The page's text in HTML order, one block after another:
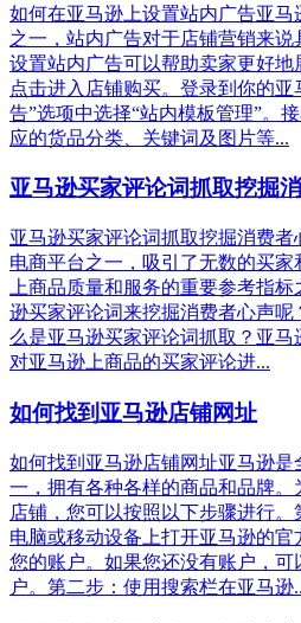
如何在亚马逊上设置站内广告亚
之一，站内广告对于店铺营销来
设置站内广告可以帮助卖家更好
点击进入店铺购买。登录到你的
告”选项中选择“站内模板管理”。
应的货品分类、关键词及图片等...
亚马逊买家评论词抓取挖掘
亚马逊买家评论词抓取挖掘消费
电商平台之一，吸引了无数的买
上商品质量和服务的重要参考指
逊买家评论词来挖掘消费者心声
么是亚马逊买家评论词抓取？亚
对亚马逊上商品的买家评论进...
如何找到亚马逊店铺网址
如何找到亚马逊店铺网址亚马逊
一，拥有各种各样的商品和品牌
店铺，您可以按照以下步骤进行
电脑或移动设备上打开亚马逊的
您的账户。如果您还没有账户，
户。第二步：使用搜索栏在亚马逊